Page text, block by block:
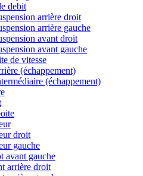
debit
arrière droit
arrière gauche
avant droit
avant gauche
de vitesse
(échappement)
(échappement)
droit
gauche
avant gauche
arrière droit